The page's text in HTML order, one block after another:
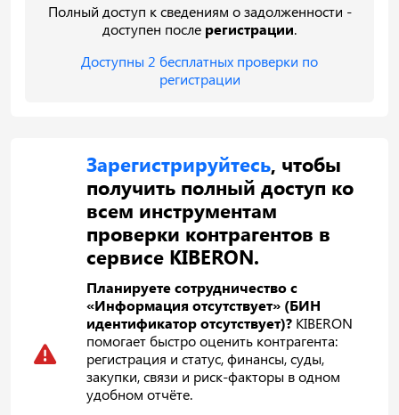
Полный доступ к сведениям о задолженности -
доступен после регистрации.
Доступны 2 бесплатных проверки по
регистрации
Зарегистрируйтесь, чтобы
получить полный доступ ко
всем инструментам
проверки контрагентов в
сервисе KIBERON.
Планируете сотрудничество с
«Информация отсутствует» (БИН
идентификатор отсутствует)? KIBERON
помогает быстро оценить контрагента:
регистрация и статус, финансы, суды,
закупки, связи и риск-факторы в одном
удобном отчёте.